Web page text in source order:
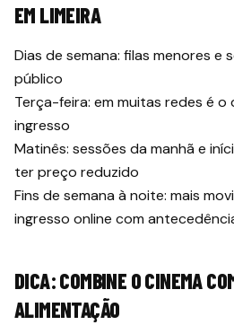
EM LIMEIRA
Dias de semana: filas menores e
público
Terça-feira: em muitas redes é
ingresso
Matinês: sessões da manhã e
ter preço reduzido
Fins de semana à noite: mais
ingresso online com
DICA: COMBINE O CINEMA
ALIMENTAÇÃO